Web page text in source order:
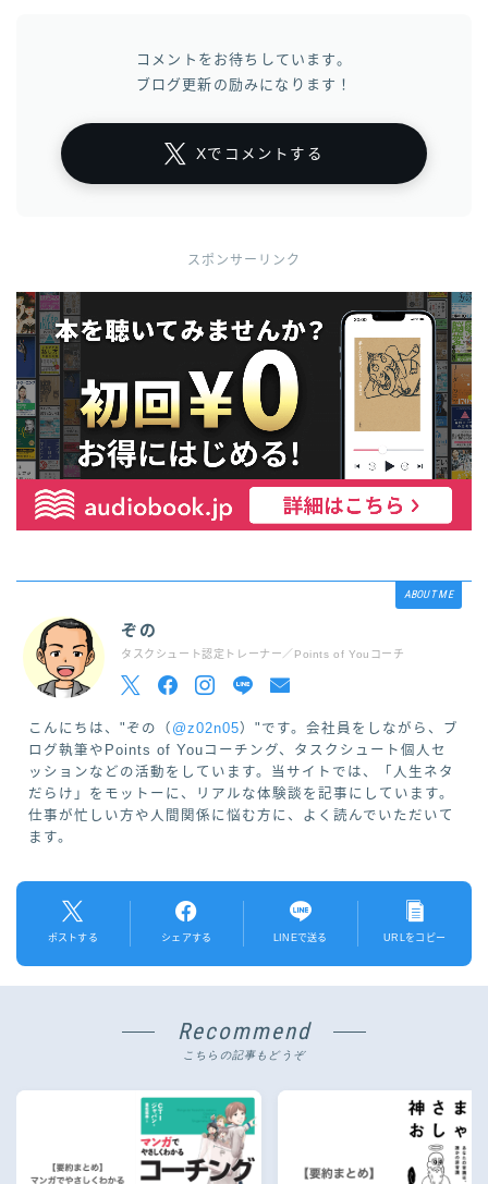
コメントをお待ちしています。
ブログ更新の励みになります！
Xでコメントする
スポンサーリンク
ABOUT ME
ぞの
タスクシュート認定トレーナー／Points of Youコーチ
こんにちは、"ぞの（ @z02n05）"です。会社員をしながら、ブ
ログ執筆やPoints of Youコーチング、タスクシュート個人セ
ッションなどの活動をしています。当サイトでは、「人生ネタ
だらけ」をモットーに、リアルな体験談を記事にしています。
仕事が忙しい方や人間関係に悩む方に、よく読んでいただいて
ます。
ポストする シェアする LINEで送る URLをコピー
Recommend
こちらの記事もどうぞ